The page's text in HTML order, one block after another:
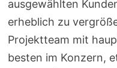
ausgewählten
erheblich zu
Projektteam mit
besten im Konzern,